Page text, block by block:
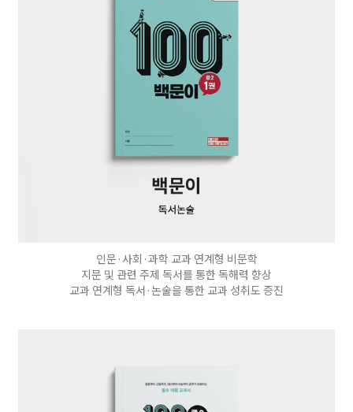
인문·사회·과학 교과 연계형 비문학
지문 및 관련 주제 독서를 통한 독해력 향상
교과 연계형 독서·논술을 통한 교과 성취도 증진